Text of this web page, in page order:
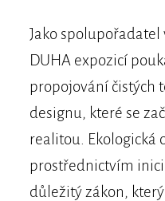
Jako spolupořadatel
DUHA expozicí
propojování čistých
designu, které se
realitou. Ekologická
prostřednictvím
důležitý zákon,